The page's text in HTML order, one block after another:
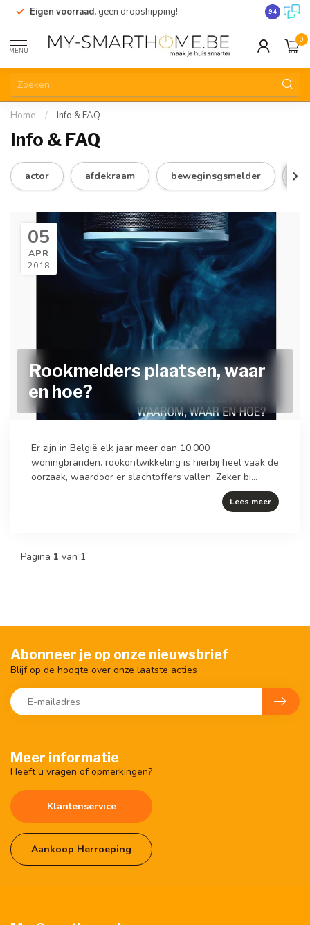
Eigen voorraad, geen dropshipping! 9.4
MENU
0
Home / Info & FAQ
Info & FAQ
actor afdekraam beweginsgsmelder
05
APR
2018
Rookmelders plaatsen, waar
en hoe?
Er zijn in België elk jaar meer dan 10.000
woningbranden. rookontwikkeling is hierbij heel vaak de
oorzaak, waardoor er slachtoffers vallen. Zeker bi...
Lees meer
Pagina 1 van 1
Meer informatie
Heeft u vragen of opmerkingen?
Klantenservice
Aankoop Herroeping
Abonneer je op onze nieuwsbrief
Blijf op de hoogte over onze laatste acties